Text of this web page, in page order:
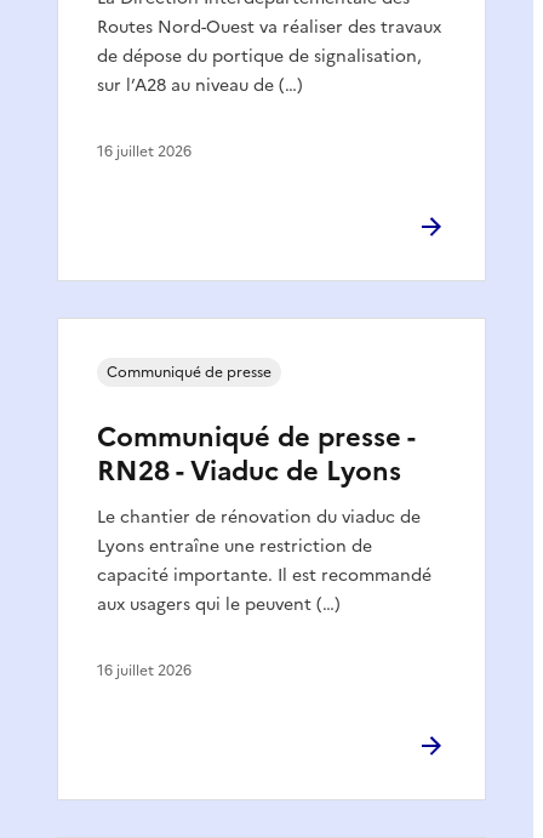
Routes Nord-Ouest va réaliser des travaux
de dépose du portique de signalisation,
sur l’A28 au niveau de (…)
16 juillet 2026
Communiqué de presse -
RN28 - Viaduc de Lyons
Le chantier de rénovation du viaduc de
Lyons entraîne une restriction de
capacité importante. Il est recommandé
aux usagers qui le peuvent (…)
Communiqué de presse
16 juillet 2026